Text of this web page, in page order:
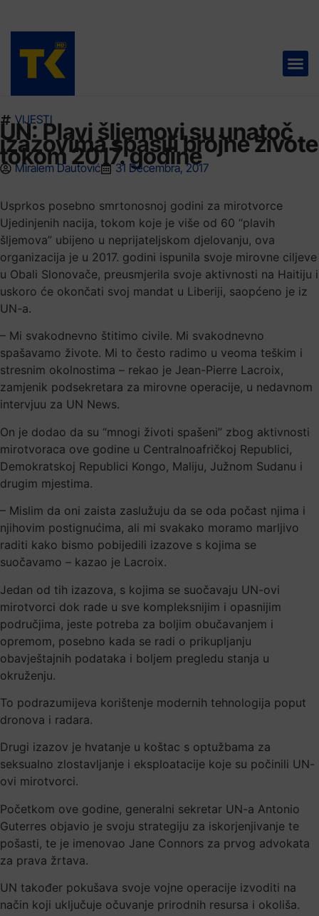
VIJESTI
UN: Plavi šljemovi su unatoč
izazovima spasili brojne živote
tokom 2017. godine
Miralem Dautović 31 Decembra, 2017
Usprkos posebno smrtonosnoj godini za mirotvorce
Ujedinjenih nacija, tokom koje je više od 60 “plavih
šljemova” ubijeno u neprijateljskom djelovanju, ova
organizacija je u 2017. godini ispunila svoje mirovne ciljeve
u Obali Slonovače, preusmjerila svoje aktivnosti na Haitiju i
uskoro će okončati svoj mandat u Liberiji, saopćeno je iz
UN-a.
– Mi svakodnevno štitimo civile. Mi svakodnevno
spašavamo živote. Mi to često radimo u veoma teškim i
stresnim okolnostima – rekao je Jean-Pierre Lacroix,
zamjenik podsekretara za mirovne operacije, u nedavnom
intervjuu za UN News.
On je dodao da su “mnogi životi spašeni” zbog aktivnosti
mirotvoraca ove godine u Centralnoafričkoj Republici,
Demokratskoj Republici Kongo, Maliju, Južnom Sudanu i
drugim mjestima.
– Mislim da oni zaista zaslužuju da se oda počast njima i
njihovim postignućima, ali mi svakako moramo marljivo
raditi kako bismo pobijedili izazove s kojima se
suočavamo – kazao je Lacroix.
Jedan od tih izazova, s kojima se suočavaju UN-ovi
mirotvorci dok rade u sve kompleksnijim i opasnijim
područjima, jeste potreba za boljim obučavanjem i
opremom, posebno kada se radi o prikupljanju
obavještajnih podataka i boljem pregledu stanja u
okruženju.
To podrazumijeva korištenje modernih tehnologija poput
dronova i radara.
Drugi izazov je hvatanje u koštac s optužbama za
seksualno zlostavljanje i eksploatacije koje su počinili UN-
ovi mirotvorci.
Početkom ove godine, generalni sekretar UN-a Antonio
Guterres objavio je svoju strategiju za iskorjenjivanje te
pošasti, te je imenovao Jane Connors za prvog advokata
za prava žrtava.
UN također pokušava svoje vojne operacije izvoditi na
način koji uključuje očuvanje prirodnih resursa i okoliša.